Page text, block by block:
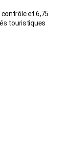
et 6,75
touristiques